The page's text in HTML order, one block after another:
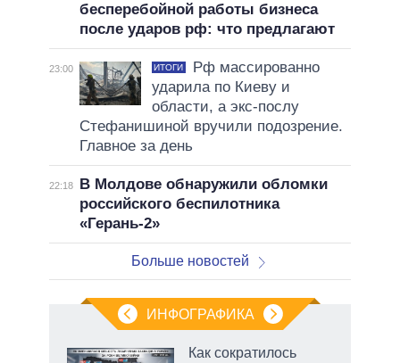
бесперебойной работы бизнеса
после ударов рф: что предлагают
23:00 ИТОГИ
Рф массированно
ударила по Киеву и
области, а экс-послу
Стефанишиной вручили подозрение.
Главное за день
22:18
В Молдове обнаружили обломки
российского беспилотника
«Герань-2»
Больше новостей
ИНФОГРАФИКА
Как сократилось